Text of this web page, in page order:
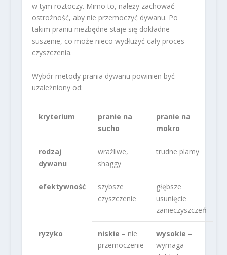
w tym roztoczy. Mimo to, należy zachować
ostrożność, aby nie przemoczyć dywanu. Po
takim praniu niezbędne staje się dokładne
suszenie, co może nieco wydłużyć cały proces
czyszczenia.
Wybór metody prania dywanu powinien być
uzależniony od:
kryterium
pranie na
sucho
pranie na
mokro
rodzaj
dywanu
wrażliwe,
shaggy
trudne plamy
efektywność
szybsze
czyszczenie
głębsze
usunięcie
zanieczyszczeń
ryzyko niskie – nie
przemoczenie
wysokie –
wymaga